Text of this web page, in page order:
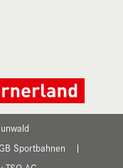
Sportbahnen
|